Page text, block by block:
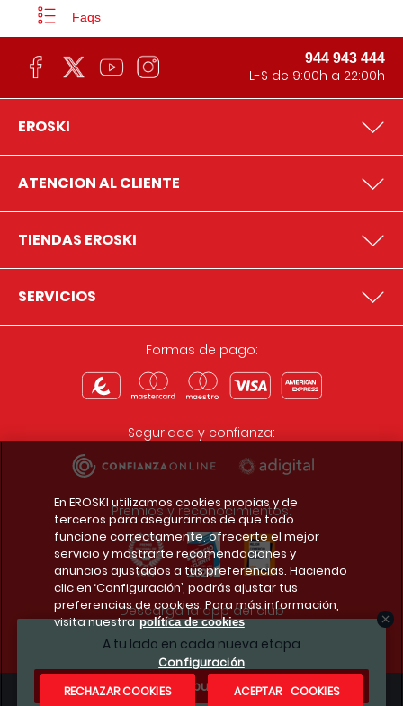
A tu lado en cada nueva etapa
¿Te apuntas?
Faqs
944 943 444
L-S de 9:00h a 22:00h
EROSKI
ATENCION AL CLIENTE
TIENDAS EROSKI
SERVICIOS
Formas de pago:
Seguridad y confianza:
Premios y reconocimientos:
Descarga la app del club
En EROSKI utilizamos cookies propias y de
terceros para asegurarnos de que todo
funcione correctamente, ofrecerte el mejor
servicio y mostrarte recomendaciones y
anuncios ajustados a tus preferencias. Haciendo
clic en ‘Configuración’, podrás ajustar tus
preferencias de cookies. Para más información,
visita nuestra política de cookies
Configuración
RECHAZAR COOKIES
ACEPTAR COOKIES